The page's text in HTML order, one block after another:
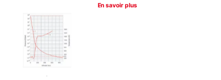
En savoir plus